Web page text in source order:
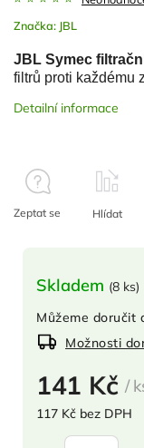
Značka: JBL
141 Kč /
117 Kč bez DPH
Skladem (8 ks)
Můžeme doručit
Možnosti
JBL Symec
filtrů proti každému
Detailní informace
Zeptat se Hlídat